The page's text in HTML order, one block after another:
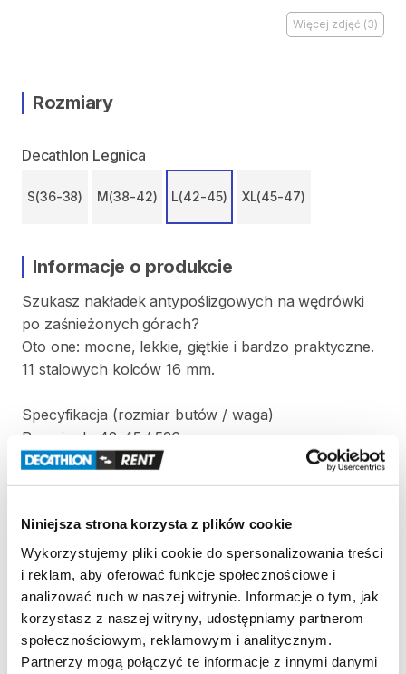
Niniejsza strona korzysta z plików cookie
Wykorzystujemy pliki cookie do spersonalizowania treści
i reklam, aby oferować funkcje społecznościowe i
analizować ruch w naszej witrynie. Informacje o tym, jak
korzystasz z naszej witryny, udostępniamy partnerom
społecznościowym, reklamowym i analitycznym.
Partnerzy mogą połączyć te informacje z innymi danymi
Więcej zdjęć (3)
Rozmiary
Decathlon Legnica
S(36-38) M(38-42) L(42-45) XL(45-47)
Informacje o produkcie
Szukasz nakładek antypoślizgowych na wędrówki
po zaśnieżonych górach?
Oto one: mocne​​,​ lekkie​​,​ giętkie i bardzo praktyczne.
11 stalowych kolców 16 mm.
Specyfikacja (rozmiar butów ​/​ waga)
Rozmiar L: 42-45 ​/​ 536 g
Strona produktu w sklepie
Zasady wypożyczenia
REGULAMIN
Regulamin wypożyczalni